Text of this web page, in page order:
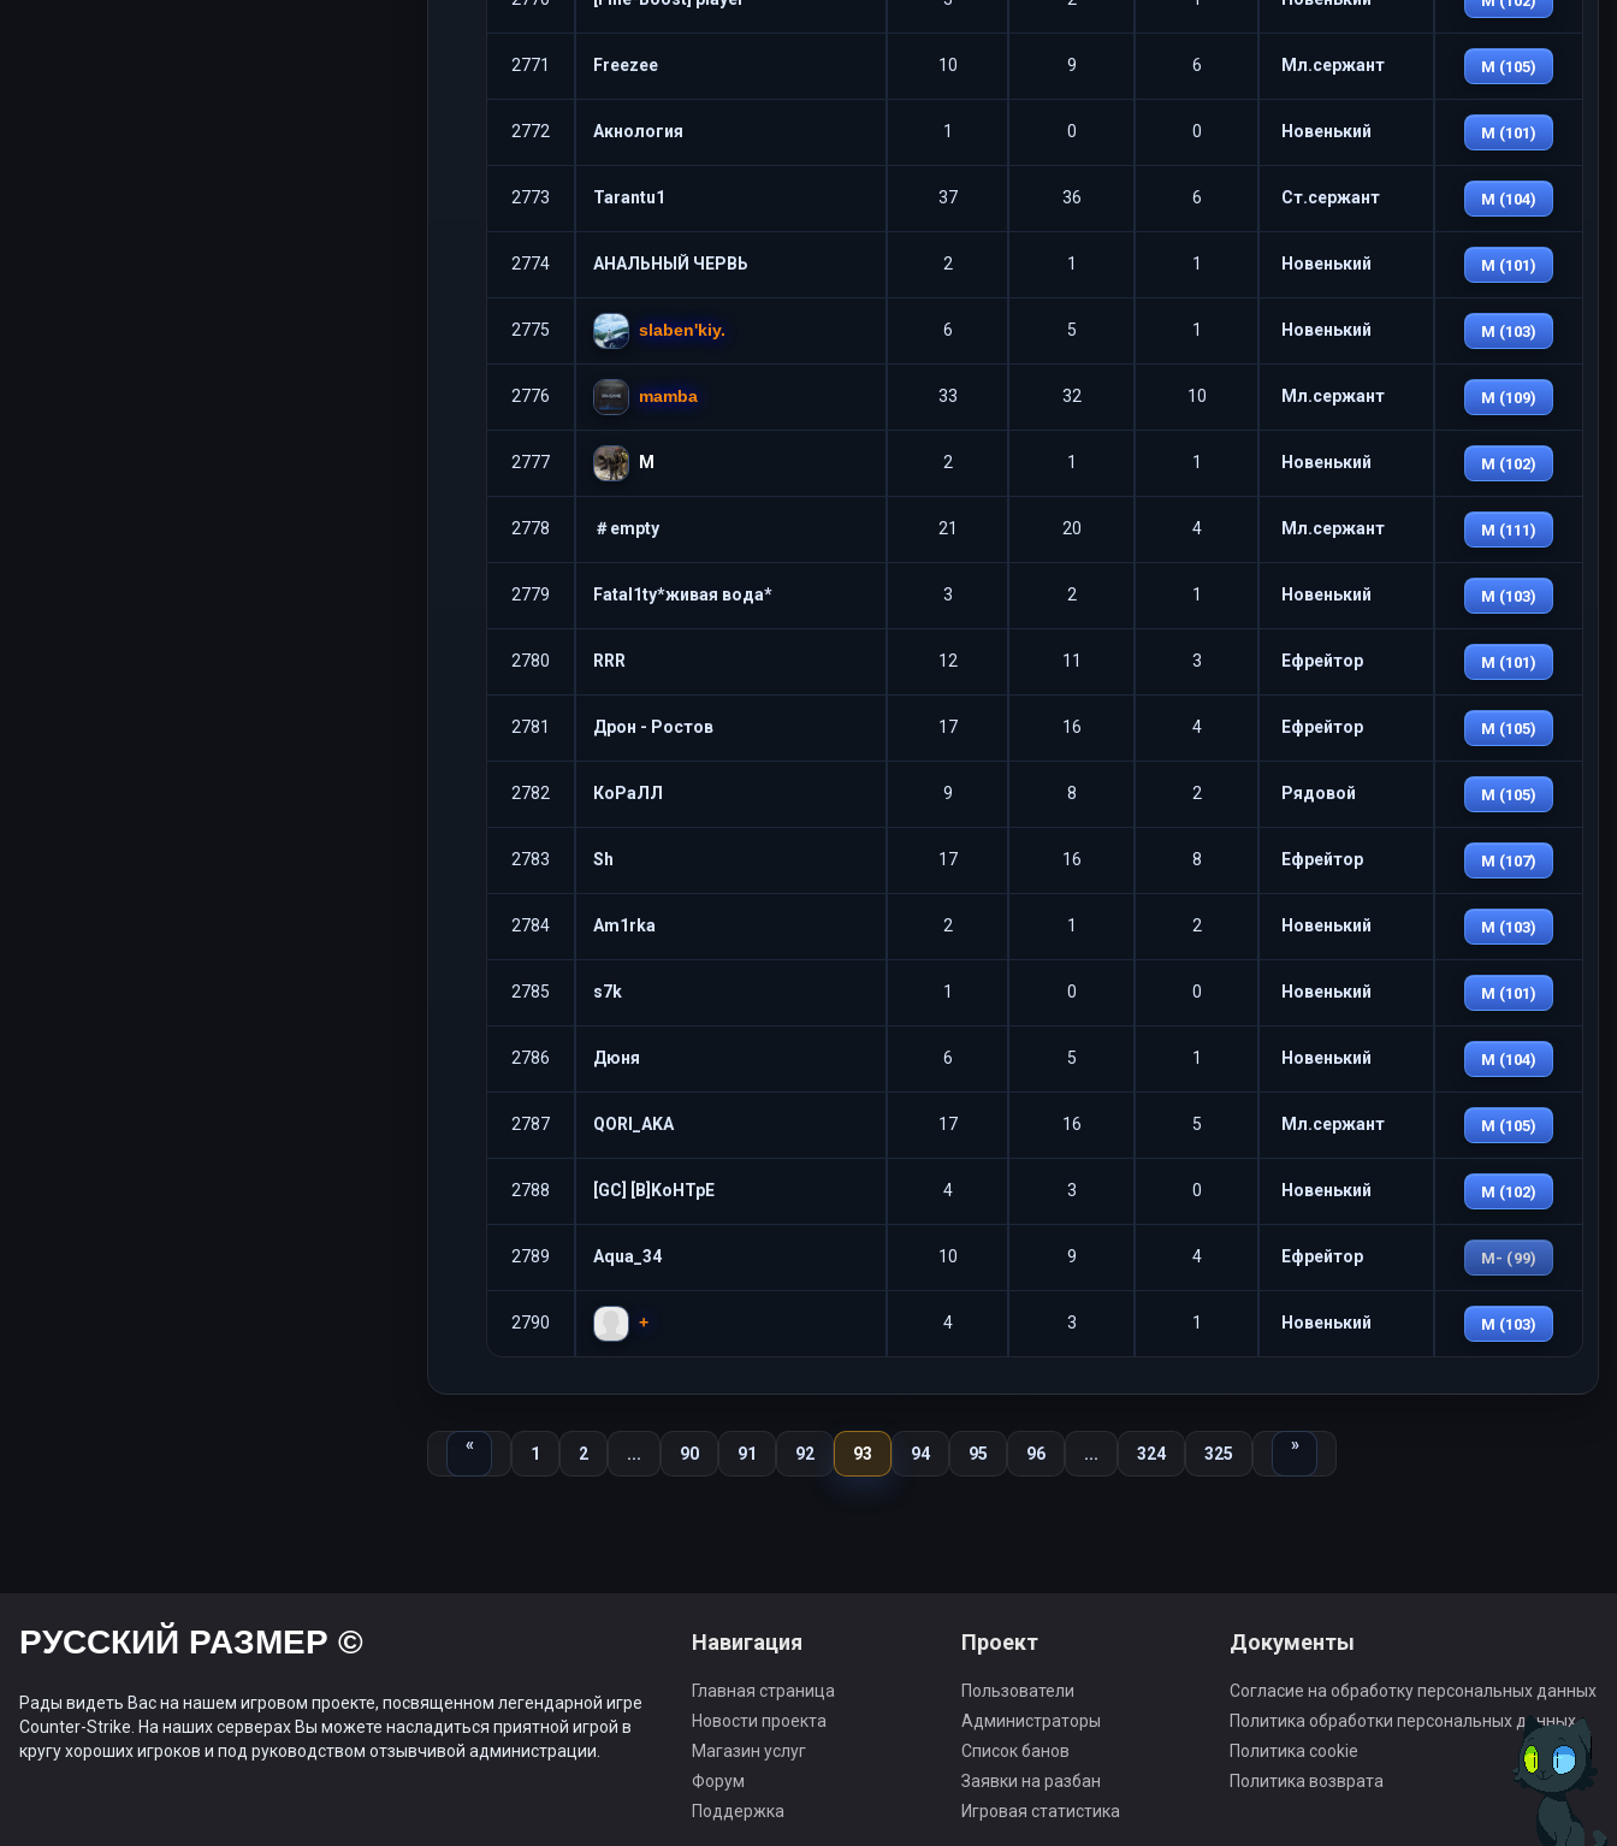
2771 Freezee 10 9 6 Мл.сержант M (105)
2772 Акнология 1 0 0 Новенький M (101)
2773 Tarantu1 37 36 6 Ст.сержант M (104)
2774 АНАЛЬНЫЙ ЧЕРВЬ 2 1 1 Новенький M (101)
2775 slaben'kiy. 6 5 1 Новенький M (103)
2776 mamba 33 32 10 Мл.сержант M (109)
2777 М 2 1 1 Новенький M (102)
2778 ＃empty 21 20 4 Мл.сержант M (111)
2779 Fatal1ty*живая вода* 3 2 1 Новенький M (103)
2780 RRR 12 11 3 Ефрейтор M (101)
2781 Дрон - Ростов 17 16 4 Ефрейтор M (105)
2782 КоРаЛЛ 9 8 2 Рядовой M (105)
2783 Sh 17 16 8 Ефрейтор M (107)
2784 Am1rka 2 1 2 Новенький M (103)
2785 s7k 1 0 0 Новенький M (101)
2786 Дюня 6 5 1 Новенький M (104)
2787 QORI_AKA 17 16 5 Мл.сержант M (105)
2788 [GC] [B]KoHTpE 4 3 0 Новенький M (102)
2789 Aqua_34 10 9 4 Ефрейтор M- (99)
2790 + 4 3 1 Новенький M (103)
«
Назад
1 2 ... 90 91 92 93 94 95 96 ... 324 325 »
Вперед
РУССКИЙ РАЗМЕР ©
Рады видеть Вас на нашем игровом проекте, посвященном легендарной игре
Counter-Strike. На наших серверах Вы можете насладиться приятной игрой в
кругу хороших игроков и под руководством отзывчивой администрации.
Навигация
Главная страница
Новости проекта
Магазин услуг
Форум
Поддержка
Проект
Пользователи
Администраторы
Список банов
Заявки на разбан
Игровая статистика
Документы
Согласие на обработку персональных данных
Политика обработки персональных данных
Политика cookie
Политика возврата